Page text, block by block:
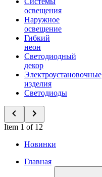
освещения
Наружное
освещение
Гибкий
неон
Светодиодный
декор
Электроустановочные
изделия
Светодиоды
Item 1 of 12
Новинки
Главная